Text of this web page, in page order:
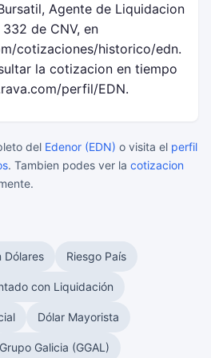
Agente de Liquidacion
de CNV, en
cotizaciones/historico/edn.
la cotizacion en tiempo
perfil/EDN.
del Edenor (EDN) o visita el perfil
. Tambien podes ver la cotizacion
Dólares Riesgo País
con Liquidación
Dólar Mayorista
Grupo Galicia (GGAL)